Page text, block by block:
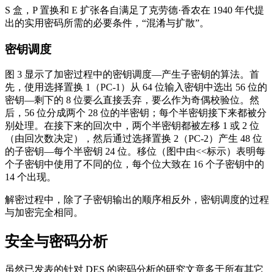
S 盒，P 置换和 E 扩张各自满足了克劳德·香农在 1940 年代提
出的实用密码所需的必要条件，“混淆与扩散”。
密钥调度
图 3 显示了加密过程中的密钥调度—产生子密钥的算法。首
先，使用选择置换 1（PC-1）从 64 位输入密钥中选出 56 位的
密钥—剩下的 8 位要么直接丢弃，要么作为奇偶校验位。然
后，56 位分成两个 28 位的半密钥；每个半密钥接下来都被分
别处理。在接下来的回次中，两个半密钥都被左移 1 或 2 位
（由回次数决定），然后通过选择置换 2（PC-2）产生 48 位
的子密钥—每个半密钥 24 位。移位（图中由<<标示）表明每
个子密钥中使用了不同的位，每个位大致在 16 个子密钥中的
14 个出现。
解密过程中，除了子密钥输出的顺序相反外，密钥调度的过程
与加密完全相同。
安全与密码分析
虽然已发表的针对 DES 的密码分析的研究文章多于所有其它